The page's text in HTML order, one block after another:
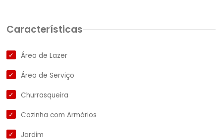
Características
Área de Lazer
Área de Serviço
Churrasqueira
Cozinha com Armários
Jardim